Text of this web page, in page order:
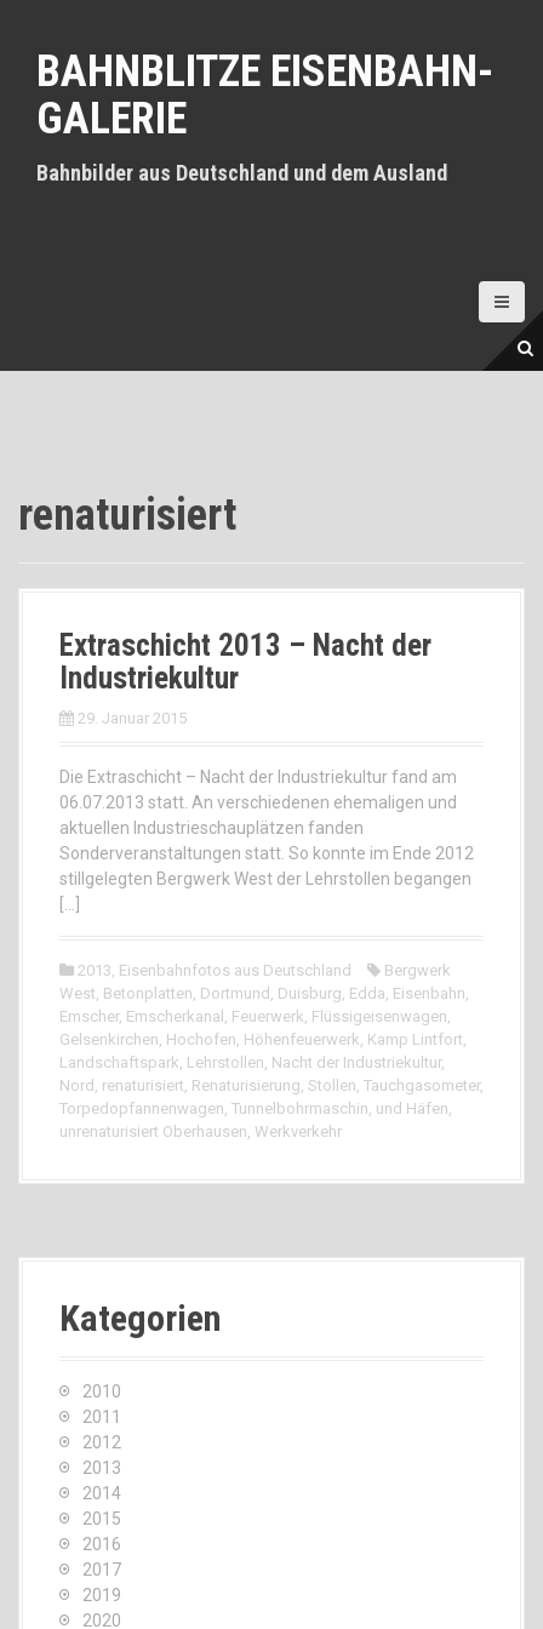
t
BAHNBLITZE EISENBAHN-
GALERIE
Bahnbilder aus Deutschland und dem Ausland
renaturisiert
Extraschicht 2013 – Nacht der
Industriekultur
29. Januar 2015
Die Extraschicht – Nacht der Industriekultur fand am
06.07.2013 statt. An verschiedenen ehemaligen und
aktuellen Industrieschauplätzen fanden
Sonderveranstaltungen statt. So konnte im Ende 2012
stillgelegten Bergwerk West der Lehrstollen begangen
2013, Eisenbahnfotos aus Deutschland
Bergwerk
West, Betonplatten, Dortmund , Duisburg, Edda, Eisenbahn,
Emscher, Emscherkanal , Feuerwerk, Flüssigeisenwagen,
Gelsenkirchen, Hochofen, Höhenfeuerwerk, Kamp Lintfort,
Landschaftspark, Lehrstollen, Nacht der Industriekultur,
Nord , renaturisiert, Renaturisierung, Stollen, Tauchgasometer,
Torpedopfannenwagen, Tunnelbohrmaschin, und Häfen,
unrenaturisiert Oberhausen, Werkverkehr
Kategorien
2010
2011
2012
2013
2014
2015
2016
2017
2019
2020